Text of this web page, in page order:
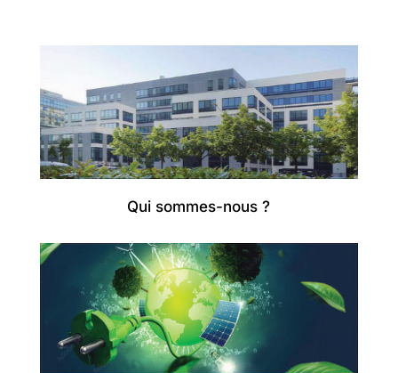
Qui sommes-nous ?